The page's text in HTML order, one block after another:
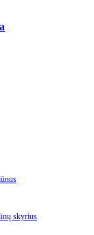
skyrius